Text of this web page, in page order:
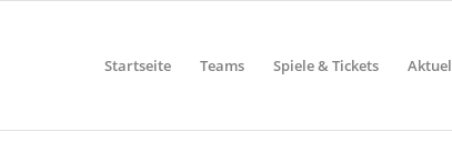
Startseite Teams Spiele & Tickets